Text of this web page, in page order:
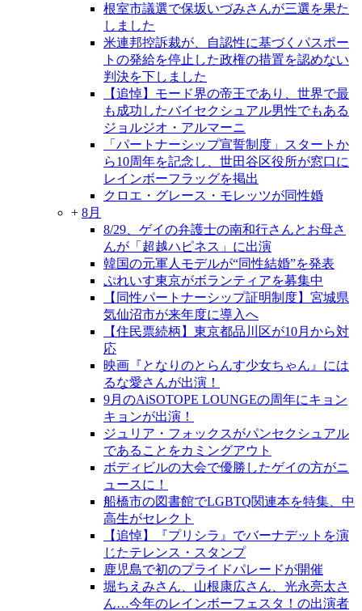
根室市議選で保坂いづみさんが三選を果た
しました
米連邦控訴裁が、自認性に基づくパスポー
トの発給を停止した政権の措置を認めない
判決を下しました
【追悼】モード界の帝王であり、世界で最
も成功したバイセクシュアル男性でもある
ジョルジオ・アルマーニ
「パートナーシップ宣誓制度」スタートか
ら10周年を記念し、世田谷区役所が窓口に
レインボーフラッグを掲出
クロエ・グレース・モレッツが同性婚
+ 8月
8/29、ゲイの弁護士の南和行さんとお母さ
んが「超越ハピネス」に出演
韓国の元軍人モデルが“同性結婚”を発表
ぷれいす東京がボランティアを募集中
【同性パートナーシップ証明制度】宮城県
気仙沼市が来年度に導入へ
【住民票続柄】東京都品川区が10月から対
応
映画『となりのとらんす少女ちゃん』には
るな愛さんが出演！
9月のAiSOTOPE LOUNGEの周年にキョン
キョンが出演！
ジュリア・フォックスがパンセクシュアル
であることをカミングアウト
ボディビルの大会で優勝したゲイの方がニ
ュースに！
船橋市の図書館でLGBTQ関連本を特集、中
高生がセレクト
【追悼】『プリシラ』でバーナデットを演
じたテレンス・スタンプ
鹿児島で初のプライドパレードが開催
堀ちえみさん、山根康広さん、光永亮太さ
ん…今年のレインボーフェスタ！の出演者